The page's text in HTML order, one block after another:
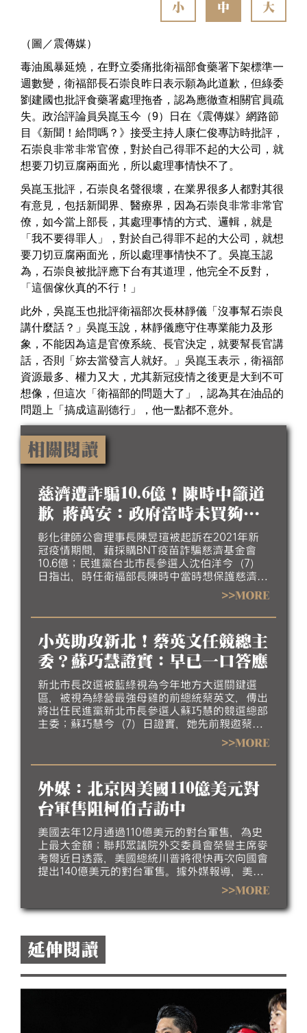
小 中 大
（圖／震傳媒）
毒油風暴延燒，在野立委痛批衛福部食藥署下架標準一
週數變，衛福部長石崇良昨日表示願為此道歉，但綠委
劉建國也批評食藥署處理拖沓，認為應徹查相關官員疏
失。政治評論員吳崑玉今（9）日在《震傳媒》網路節
目《新聞！給問嗎？》接受主持人康仁俊專訪時批評，
石崇良非常非常官僚，對於自己得罪不起的大公司，就
想要刀切豆腐兩面光，所以處理事情快不了。
吳崑玉批評，石崇良名聲很壞，在業界很多人都對其很
有意見，包括新聞界、醫療界，因為石崇良非常非常官
僚，如今當上部長，其處理事情的方式、邏輯，就是
「我不要得罪人」，對於自己得罪不起的大公司，就想
要刀切豆腐兩面光，所以處理事情快不了。吳崑玉認
為，石崇良被批評應下台有其道理，他完全不反對，
「這個傢伙真的不行！」
此外，吳崑玉也批評衛福部次長林靜儀「沒事幫石崇良
講什麼話？」吳崑玉說，林靜儀應守住專業能力及形
象，不能因為這是官僚系統、長官決定，就要幫長官講
話，否則「妳去當發言人就好。」吳崑玉表示，衛福部
資源最多、權力又大，尤其新冠疫情之後更是大到不可
想像，但這次「衛福部的問題大了」，認為其在油品的
問題上「搞成這副德行」，他一點都不意外。
相關閱讀
慈濟遭詐騙10.6億！陳時中籲道
歉 蔣萬安：政府當時未買夠疫
苗
彰化律師公會理事長陳昱瑄被起訴在2021年新
冠疫情期間，藉採購BNT疫苗詐騙慈濟基金會
10.6億；民進黨台北市長參選人沈伯洋今（7）
日指出，時任衛福部長陳時中當時想保護慈濟，
但當時競選台北市長的蔣萬安稱，要相信慈濟還
是民進黨？陳時中也稱，當初做不實指控的人應
向社會道歉。蔣萬安則說，若政府當時能採購足
>>MORE
小英助攻新北！蔡英文任競總主
委？蘇巧慧證實：早已一口答應
新北市長改選被藍綠視為今年地方大選關鍵選
區，被視為綠營最強母雞的前總統蔡英文，傳出
將出任民進黨新北市長參選人蘇巧慧的競選總部
主委；蘇巧慧今（7）日證實，她先前親邀蔡英
文時，「小英總統一口答應」，也協助錄製了她
的競選影片「新時代、新市長」片尾，未來線上
與實體活動，蔡英文也都會以她的競選主委身分
>>MORE
外媒：北京因美國110億美元對
台軍售阻柯伯吉訪中
美國去年12月通過110億美元的對台軍售，為史
上最大金額；聯邦眾議院外交委員會榮譽主席麥
考爾近日透露，美國總統川普將很快再次向國會
提出140億美元的對台軍售。據外媒報導，美國
戰爭部次長柯伯吉近來積極爭取訪問北京，首要
目標是到中國國防大學發表談話，但中方不滿美
國110億美元的對台軍售，且表明柯伯吉不受中
>>MORE
延伸閱讀